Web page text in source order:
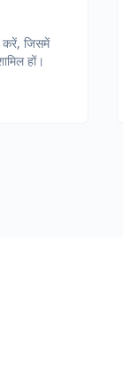
करें, जिसमें
हों।